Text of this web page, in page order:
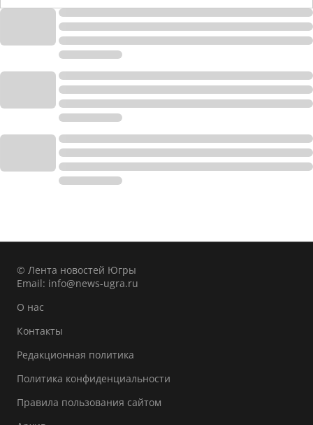
© Лента новостей Югры
Email: info@news-ugra.ru
О нас
Контакты
Редакционная политика
Политика конфиденциальности
Правила пользования сайтом